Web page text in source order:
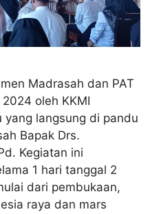
Madrasah dan PAT
oleh KKMI
langsung di pandu
Bapak Drs.
Kegiatan ini
1 hari tanggal 2
dari pembukaan,
raya dan mars